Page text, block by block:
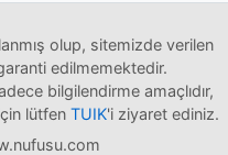
olup, sitemizde verilen
edilmemektedir.
bilgilendirme amaçlıdır,
lütfen TUIK'i ziyaret ediniz.